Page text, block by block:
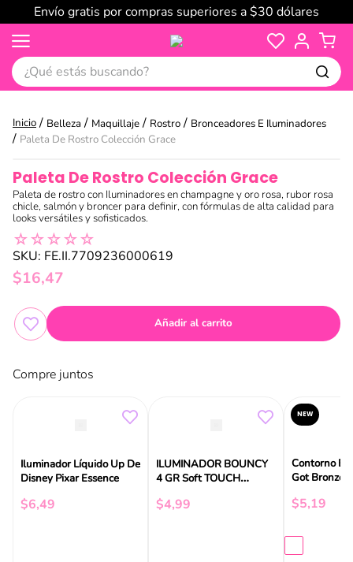
Envío gratis por compras superiores a $30 dólares
¿Qué estás buscando?
Belleza Maquillaje Rostro
Bronceadores E Iluminadores
Paleta De Rostro Colección Grace
Paleta De Rostro Colección Grace
Paleta de rostro con Iluminadores en champagne y oro rosa, rubor rosa
chicle, salmón y broncer para definir, con fórmulas de alta calidad para
looks versátiles y sofisticados.
☆☆☆☆☆
SKU: FE.II.7709236000619
$16,47
Añadir al carrito
Compre juntos
Iluminador Líquido Up De
Disney Pixar Essence
$6,49
ILUMINADOR BOUNCY
4 GR Soft TOUCH
$4,99
NEW
Contorno
Got Bronze
$5,19